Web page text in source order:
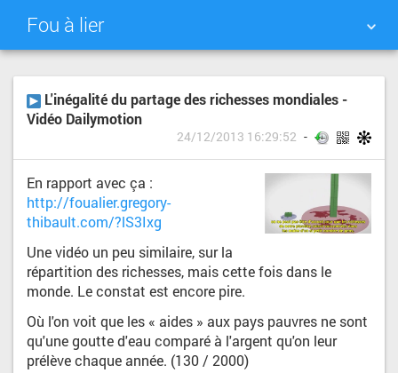
Fou à lier
NUAGE DE TAGS MUR D'IMAGES
QUOTIDIEN RECHERCHER
L'inégalité du partage des richesses mondiales -
Vidéo Dailymotion
24/12/2013 16:29:52
En rapport avec ça :
http://foualier.gregory-
thibault.com/?lS3Ixg
Une vidéo un peu similaire, sur la
répartition des richesses, mais cette fois dans le
monde. Le constat est encore pire.
Où l'on voit que les « aides » aux pays pauvres ne sont
qu'une goutte d'eau comparé à l'argent qu'on leur
prélève chaque année. (130 / 2000)